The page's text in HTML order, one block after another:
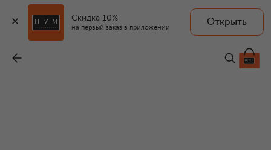
Скидка 10%
на первый заказ в приложении
Открыть
12 650 ₽